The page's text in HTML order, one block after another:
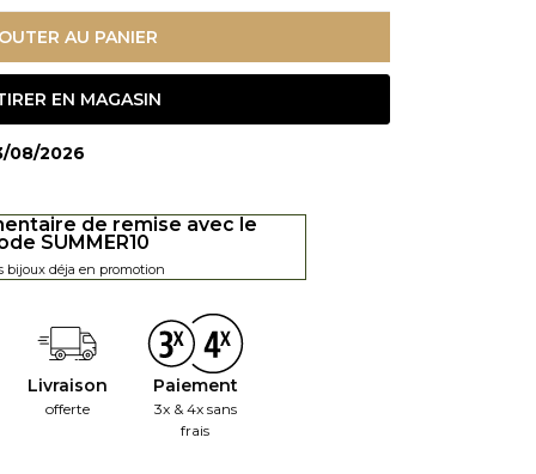
AU PANIER
EN MAGASIN
08/2026
de remise avec le
SUMMER10
bijoux déja en promotion
Livraison
offerte
Paiement
3x & 4x sans
frais